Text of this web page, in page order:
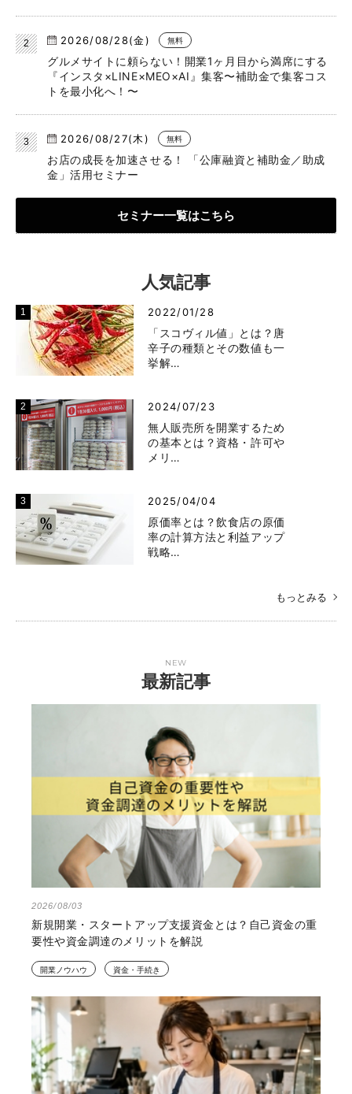
2026/08/28(金) 無料
グルメサイトに頼らない！開業1ヶ月目から満席にする
『インスタ×LINE×MEO×AI』集客〜補助金で集客コス
トを最小化へ！〜
2026/08/27(木) 無料
お店の成長を加速させる！ 「公庫融資と補助金／助成
金」活用セミナー
セミナー一覧はこちら
人気記事
2022/01/28
「スコヴィル値」とは？唐
辛子の種類とその数値も一
挙解…
2024/07/23
無人販売所を開業するため
の基本とは？資格・許可や
メリ…
2025/04/04
原価率とは？飲食店の原価
率の計算方法と利益アップ
戦略…
もっとみる
NEW
最新記事
2026/08/03
新規開業・スタートアップ支援資金とは？自己資金の重
要性や資金調達のメリットを解説
開業ノウハウ 資金・手続き